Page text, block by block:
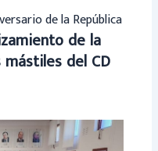
de la República
de la
del CD